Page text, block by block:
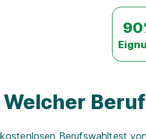
Welcher
Berufswahltest